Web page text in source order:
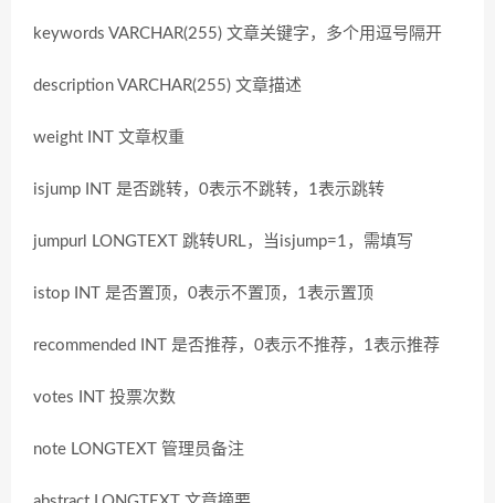
keywords VARCHAR(255) 文章关键字，多个用逗号隔开
description VARCHAR(255) 文章描述
weight INT 文章权重
isjump INT 是否跳转，0表示不跳转，1表示跳转
jumpurl LONGTEXT 跳转URL，当isjump=1，需填写
istop INT 是否置顶，0表示不置顶，1表示置顶
recommended INT 是否推荐，0表示不推荐，1表示推荐
votes INT 投票次数
note LONGTEXT 管理员备注